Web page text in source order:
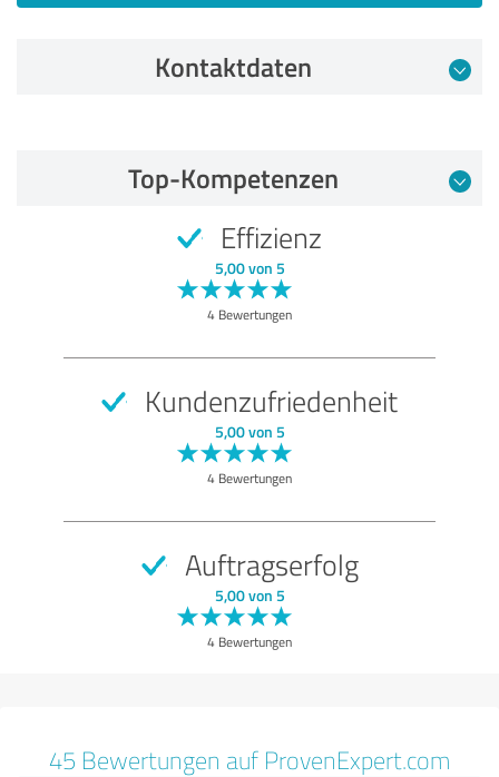
Kontaktdaten
Empfehlung
Top-Kompetenzen
Effizienz
5,00 von 5
4 Bewertungen
Kundenzufriedenheit
5,00 von 5
4 Bewertungen
Auftragserfolg
5,00 von 5
4 Bewertungen
45 Bewertungen auf ProvenExpert.com